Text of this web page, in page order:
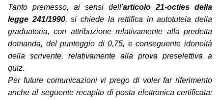
Tanto premesso, ai sensi dell'articolo 21-octies della
legge 241/1990, si chiede la rettifica in autotutela della
graduatoria, con attribuzione relativamente alla predetta
domanda, del punteggio di 0,75, e conseguente idoneità
della scrivente, relativamente alla prova preselettiva a
quiz.
Per future comunicazioni vi prego di voler far riferimento
anche al seguente recapito di posta elettronica certificata: